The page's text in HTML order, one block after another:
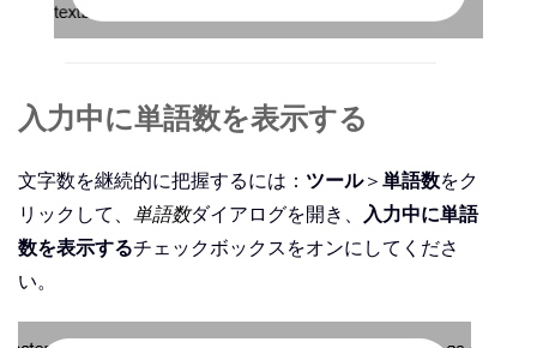
入力中に単語数を表示する
文字数を継続的に把握するには： ツール＞ 単語数をク
リックして、 単語数ダイアログを開き、
入力中に単語
数を表示するチェックボックスをオンにしてくださ
い。